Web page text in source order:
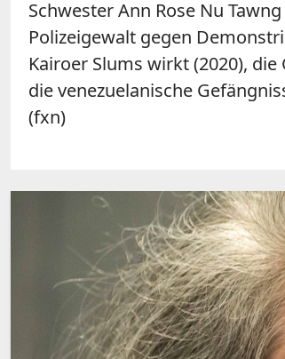
Schwester Ann Rose Nu
Polizeigewalt gegen
Kairoer Slums wirkt (2020),
die venezuelanische
(fxn)